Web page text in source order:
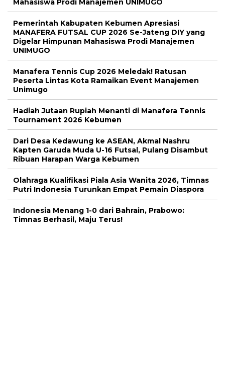
Mahasiswa Prodi Manajemen UNIMUGO
Pemerintah Kabupaten Kebumen Apresiasi
MANAFERA FUTSAL CUP 2026 Se-Jateng DIY yang
Digelar Himpunan Mahasiswa Prodi Manajemen
UNIMUGO
Manafera Tennis Cup 2026 Meledak! Ratusan
Peserta Lintas Kota Ramaikan Event Manajemen
Unimugo
Hadiah Jutaan Rupiah Menanti di Manafera Tennis
Tournament 2026 Kebumen
Dari Desa Kedawung ke ASEAN, Akmal Nashru
Kapten Garuda Muda U-16 Futsal, Pulang Disambut
Ribuan Harapan Warga Kebumen
Olahraga Kualifikasi Piala Asia Wanita 2026, Timnas
Putri Indonesia Turunkan Empat Pemain Diaspora
Indonesia Menang 1-0 dari Bahrain, Prabowo:
Timnas Berhasil, Maju Terus!